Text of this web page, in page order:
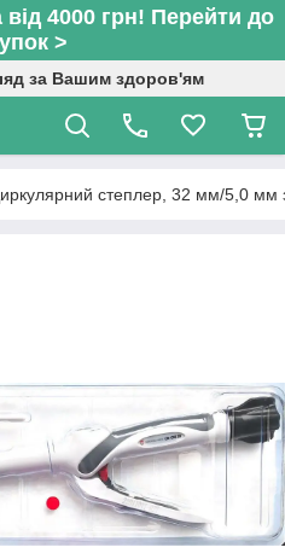
4000 грн! Перейти до
>
за Вашим здоров'ям
степлер, 32 мм/5,0 мм